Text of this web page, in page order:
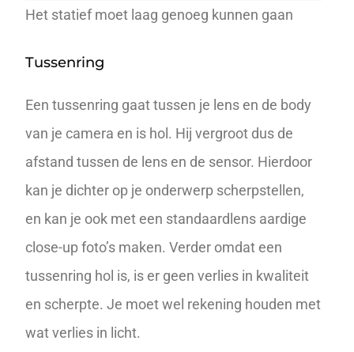
Het statief moet laag genoeg kunnen gaan
Tussenring
Een tussenring gaat tussen je lens en de body
van je camera en is hol. Hij vergroot dus de
afstand tussen de lens en de sensor. Hierdoor
kan je dichter op je onderwerp scherpstellen,
en kan je ook met een standaardlens aardige
close-up foto’s maken. Verder omdat een
tussenring hol is, is er geen verlies in kwaliteit
en scherpte. Je moet wel rekening houden met
wat verlies in licht.